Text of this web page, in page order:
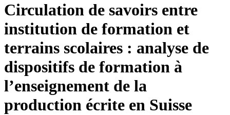
Circulation de savoirs entre
institution de formation et
terrains scolaires : analyse de
dispositifs de formation à
l’enseignement de la
production écrite en Suisse